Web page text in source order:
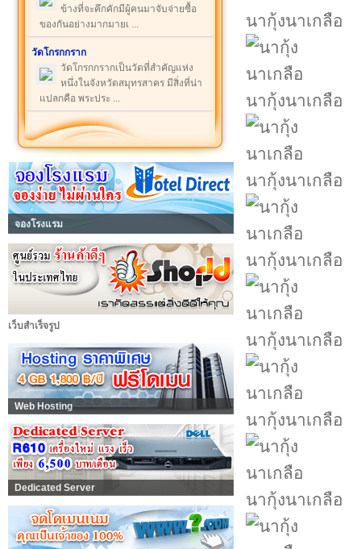
ข้างที่จะคึกคักมีผู้คนมาจับจ่ายซื้อ
ของกันอย่างมากมายเ ...
วัดโกรกกราก
วัดโกรกกรากเป็นวัดที่สำคัญแห่ง
หนึ่งในจังหวัดสมุทรสาคร มีสิ่งที่น่า
แปลกคือ พระประ ...
จองโรงแรม
เว็บสำเร็จรูป
Web Hosting
Dedicated Server
นากุ้งนาเกลือ
นากุ้งนาเกลือ
นากุ้งนาเกลือ
นากุ้งนาเกลือ
นากุ้งนาเกลือ
นากุ้งนาเกลือ
นากุ้งนาเกลือ